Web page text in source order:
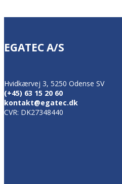
EGATEC A/S
Hvidkærvej 3, 5250 Odense SV
(+45) 63 15 20 60
kontakt@egatec.dk
CVR: DK27348440